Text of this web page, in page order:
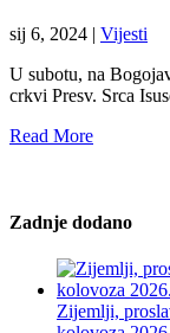
sij 6, 2024 | Vijesti
U subotu, na
crkvi Presv. Srca
Read More
Zadnje dodano
Zijemlji,